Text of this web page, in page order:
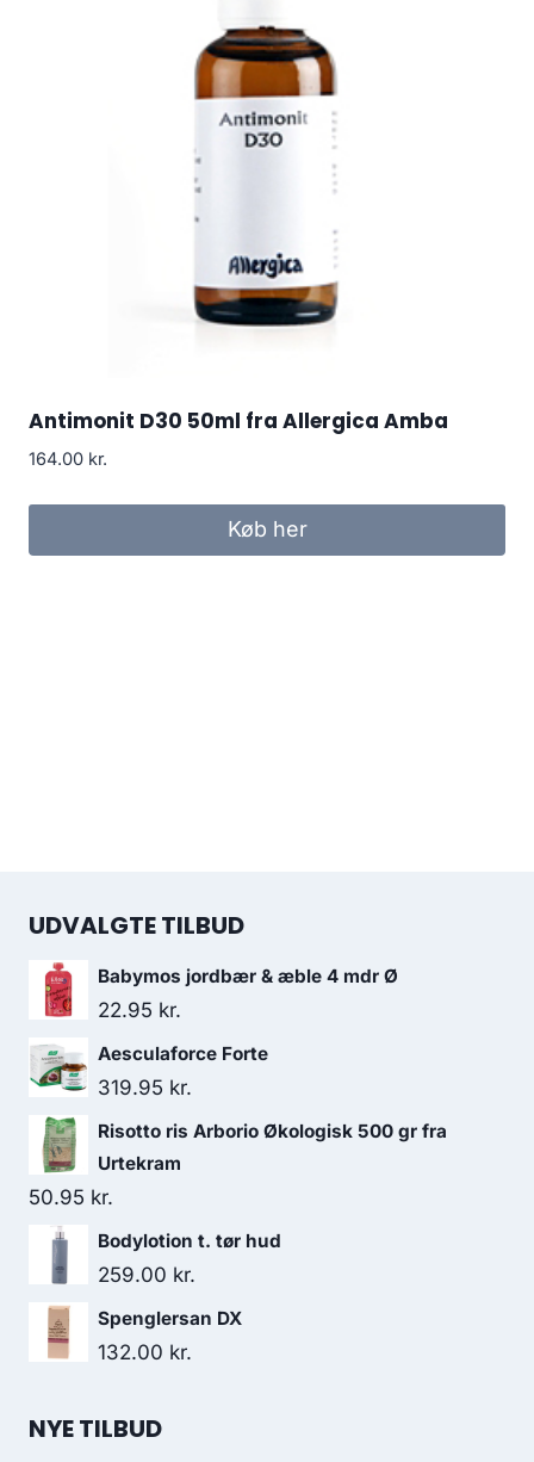
Antimonit D30 50ml fra Allergica Amba
164.00 kr.
Køb her
UDVALGTE TILBUD
Babymos jordbær & æble 4 mdr Ø
22.95 kr.
Aesculaforce Forte
319.95 kr.
Risotto ris Arborio Økologisk 500 gr fra
Urtekram
50.95 kr.
Bodylotion t. tør hud
259.00 kr.
Spenglersan DX
132.00 kr.
NYE TILBUD